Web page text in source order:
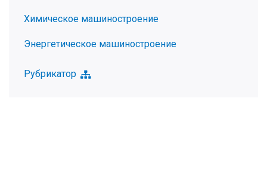
Химическое машиностроение
Энергетическое машиностроение
Рубрикатор